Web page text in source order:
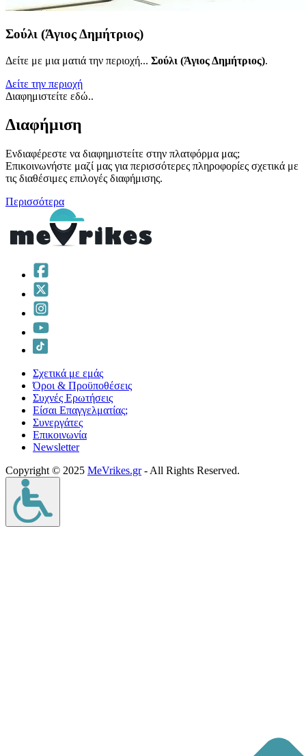
Σούλι (Άγιος Δημήτριος)
Δείτε με μια ματιά την περιοχή... Σούλι (Άγιος Δημήτριος).
Δείτε την περιοχή
Διαφημιστείτε εδώ..
Διαφήμιση
Ενδιαφέρεστε να διαφημιστείτε στην πλατφόρμα μας;
Επικοινωνήστε μαζί μας για περισσότερες πληροφορίες σχετικά με
τις διαθέσιμες επιλογές διαφήμισης.
Περισσότερα
Σχετικά με εμάς
Όροι & Προϋποθέσεις
Συχνές Ερωτήσεις
Είσαι Επαγγελματίας;
Συνεργάτες
Επικοινωνία
Νewsletter
Copyright © 2025 MeVrikes.gr- All Rights Reserved.